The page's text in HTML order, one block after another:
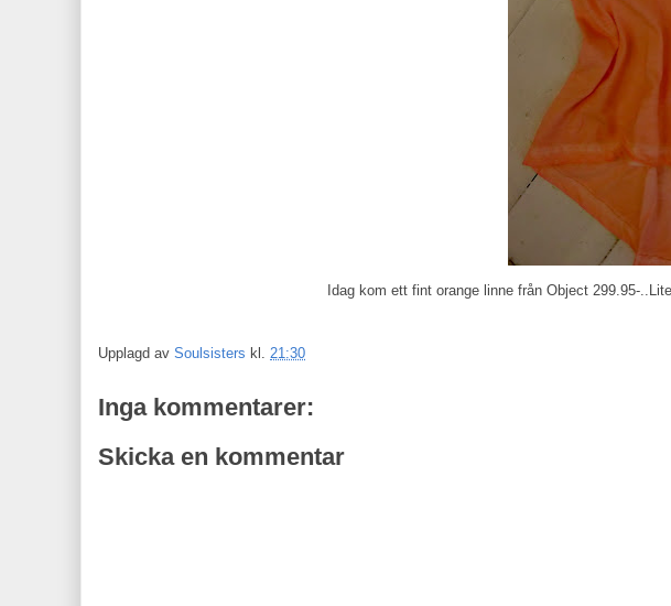
Idag kom ett fint orange linne från Object 299.95-
Upplagd av Soulsisters kl. 21:30
Inga kommentarer:
Skicka en kommentar